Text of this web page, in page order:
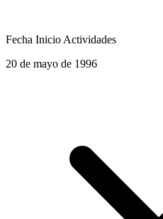
Fecha Inicio Actividades
20 de mayo de 1996